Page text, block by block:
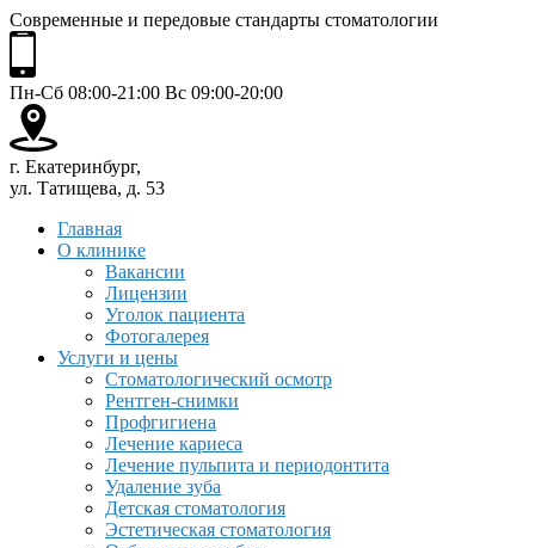
Современные и передовые стандарты стоматологии
Пн-Сб 08:00-21:00 Вс 09:00-20:00
г. Екатеринбург,
ул. Татищева, д. 53
Главная
О клинике
Вакансии
Лицензии
Уголок пациента
Фотогалерея
Услуги и цены
Стоматологический осмотр
Рентген-снимки
Профгигиена
Лечение кариеса
Лечение пульпита и периодонтита
Удаление зуба
Детская стоматология
Эстетическая стоматология